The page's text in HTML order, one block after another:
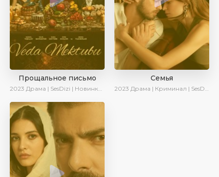
Прощальное письмо
2023 Драма | SesDizi | Новинки | Сериалы 2023
Семья
2023 Драма | Криминал | SesDizi | Ирина Котова | AveTurk | Сериалы 2023